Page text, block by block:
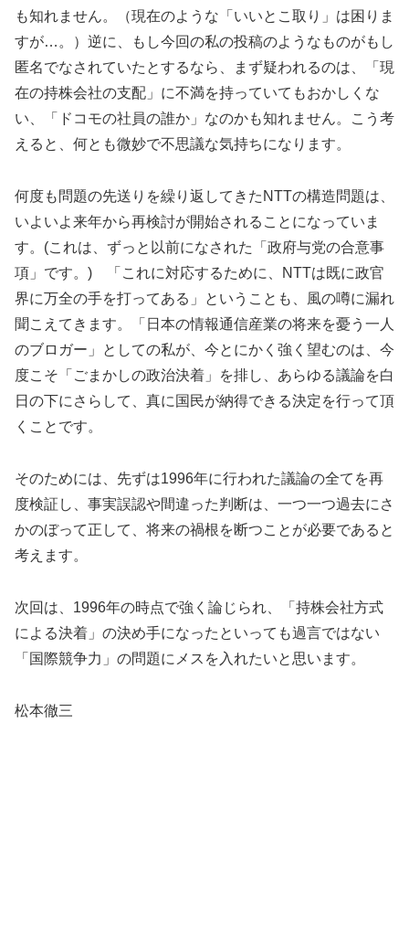
も知れません。（現在のような「いいとこ取り」は困りま
すが…。）逆に、もし今回の私の投稿のようなものがもし
匿名でなされていたとするなら、まず疑われるのは、「現
在の持株会社の支配」に不満を持っていてもおかしくな
い、「ドコモの社員の誰か」なのかも知れません。こう考
えると、何とも微妙で不思議な気持ちになります。
何度も問題の先送りを繰り返してきたNTTの構造問題は、
いよいよ来年から再検討が開始されることになっていま
す。(これは、ずっと以前になされた「政府与党の合意事
項」です。) 「これに対応するために、NTTは既に政官
界に万全の手を打ってある」ということも、風の噂に漏れ
聞こえてきます。「日本の情報通信産業の将来を憂う一人
のブロガー」としての私が、今とにかく強く望むのは、今
度こそ「ごまかしの政治決着」を排し、あらゆる議論を白
日の下にさらして、真に国民が納得できる決定を行って頂
くことです。
そのためには、先ずは1996年に行われた議論の全てを再
度検証し、事実誤認や間違った判断は、一つ一つ過去にさ
かのぼって正して、将来の禍根を断つことが必要であると
考えます。
次回は、1996年の時点で強く論じられ、「持株会社方式
による決着」の決め手になったといっても過言ではない
「国際競争力」の問題にメスを入れたいと思います。
松本徹三